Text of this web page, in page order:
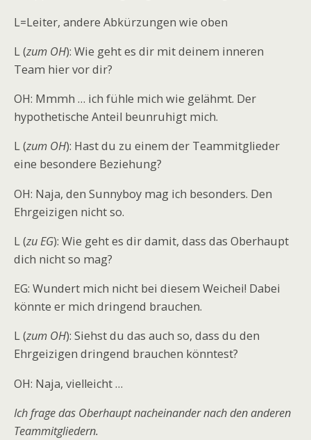
L=Leiter, andere Abkürzungen wie oben
L (zum OH): Wie geht es dir mit deinem inneren
Team hier vor dir?
OH: Mmmh … ich fühle mich wie gelähmt. Der
hypothetische Anteil beunruhigt mich.
L (zum OH): Hast du zu einem der Teammitglieder
eine besondere Beziehung?
OH: Naja, den Sunnyboy mag ich besonders. Den
Ehrgeizigen nicht so.
L (zu EG): Wie geht es dir damit, dass das Oberhaupt
dich nicht so mag?
EG: Wundert mich nicht bei diesem Weichei! Dabei
könnte er mich dringend brauchen.
L (zum OH): Siehst du das auch so, dass du den
Ehrgeizigen dringend brauchen könntest?
OH: Naja, vielleicht …
Ich frage das Oberhaupt nacheinander nach den anderen
Teammitgliedern.